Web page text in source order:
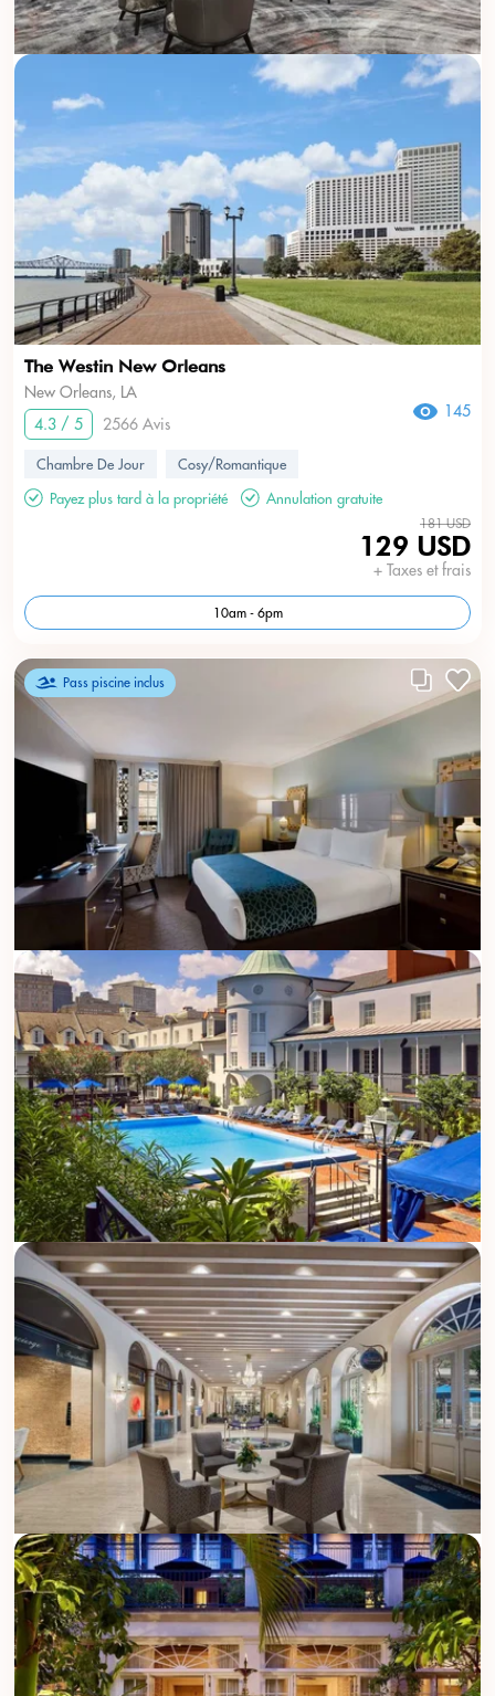
The Westin New Orleans
New Orleans, LA
4.3 / 5
2566 Avis
145
Chambre De Jour
Cosy/Romantique
Payez plus tard à la propriété
Annulation gratuite
181 USD
129 USD
+ Taxes et frais
10am - 6pm
Pass piscine inclus